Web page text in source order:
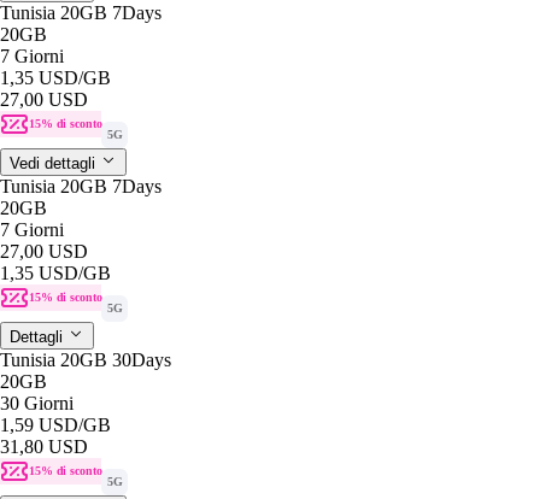
Tunisia 20GB 7Days
20GB
7 Giorni
1,35 USD/GB
27,00 USD
15% di sconto
5G
Vedi dettagli
Tunisia 20GB 7Days
20GB
7 Giorni
27,00 USD
1,35 USD/GB
15% di sconto
5G
Dettagli
Tunisia 20GB 30Days
20GB
30 Giorni
1,59 USD/GB
31,80 USD
15% di sconto
5G